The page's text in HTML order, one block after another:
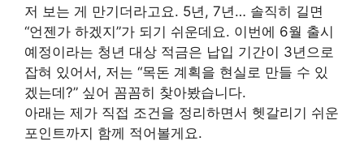
저 보는 게 만기더라고요. 5년, 7년… 솔직히 길면
“언젠가 하겠지”가 되기 쉬운데요. 이번에 6월 출시
예정이라는 청년 대상 적금은 납입 기간이 3년으로
잡혀 있어서, 저는 “목돈 계획을 현실로 만들 수 있
겠는데?” 싶어 꼼꼼히 찾아봤습니다.
아래는 제가 직접 조건을 정리하면서 헷갈리기 쉬운
포인트까지 함께 적어볼게요.